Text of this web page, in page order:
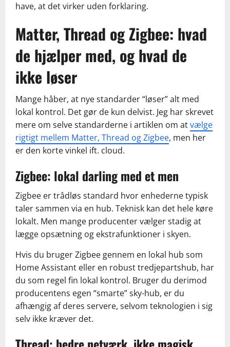
have, at det virker uden forklaring.
Matter, Thread og Zigbee: hvad
de hjælper med, og hvad de
ikke løser
Mange håber, at nye standarder “løser” alt med
lokal kontrol. Det gør de kun delvist. Jeg har skrevet
mere om selve standarderne i artiklen om atvælge
rigtigt mellem Matter, Thread og Zigbee, men her
er den korte vinkel ift. cloud.
Zigbee: lokal darling med et men
Zigbee er trådløs standard hvor enhederne typisk
taler sammen via en hub. Teknisk kan det hele køre
lokalt. Men mange producenter vælger stadig at
lægge opsætning og ekstrafunktioner i skyen.
Hvis du bruger Zigbee gennem en lokal hub som
Home Assistant eller en robust tredjepartshub, har
du som regel fin lokal kontrol. Bruger du derimod
producentens egen “smarte” sky-hub, er du
afhængig af deres servere, selvom teknologien i sig
selv ikke kræver det.